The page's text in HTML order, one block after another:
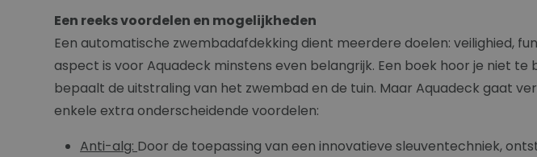
Een reeks voordelen en mogelijkheden
Een automatische zwembadafdekking dient meerdere doelen: veilighied,
aspect is voor Aquadeck minstens even belangrijk. Een boek hoor je niet
bepaalt de uitstraling van het zwembad en de tuin. Maar Aquadeck gaat
enkele extra onderscheidende voordelen:
Anti-alg: Door de toepassing van een innovatieve sleuventechniek,